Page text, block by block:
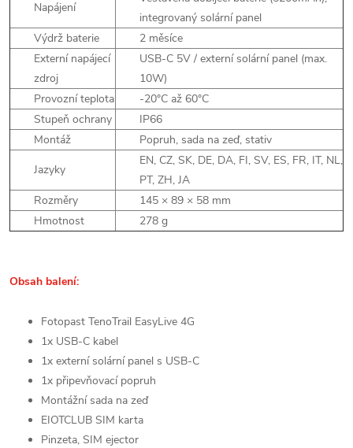
Napájení
integrovaný solární panel
Výdrž baterie
2 měsíce
Externí napájecí
zdroj
USB-C 5V / externí solární panel (max.
10W)
Provozní teplota
-20°C až 60°C
Stupeň ochrany
IP66
Montáž
Popruh, sada na zeď, stativ
Jazyky
EN, CZ, SK, DE, DA, FI, SV, ES, FR, IT, NL,
PT, ZH, JA
Rozměry
145 × 89 × 58 mm
Hmotnost
278 g
Obsah balení:
Fotopast TenoTrail EasyLive 4G
1x USB-C kabel
1x externí solární panel s USB-C
1x připevňovací popruh
Montážní sada na zeď
EIOTCLUB SIM karta
Pinzeta, SIM ejector